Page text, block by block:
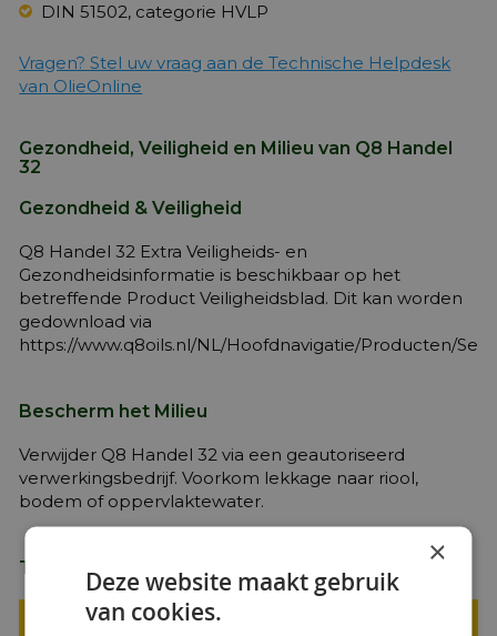
DIN 51502, categorie HVLP
Vragen? Stel uw vraag aan de Technische Helpdesk
van OlieOnline
Gezondheid, Veiligheid en Milieu van Q8 Handel
32
Gezondheid & Veiligheid
Q8 Handel 32 Extra Veiligheids- en
Gezondheidsinformatie is beschikbaar op het
betreffende Product Veiligheidsblad. Dit kan worden
gedownload via
https://www.q8oils.nl/NL/Hoofdnavigatie/Producten/
Bescherm het Milieu
Verwijder Q8 Handel 32 via een geautoriseerd
verwerkingsbedrijf. Voorkom lekkage naar riool,
bodem of oppervlaktewater.
Typische kerngegevens van Q8 Handel 32 ×
Deze website maakt gebruik
van cookies.